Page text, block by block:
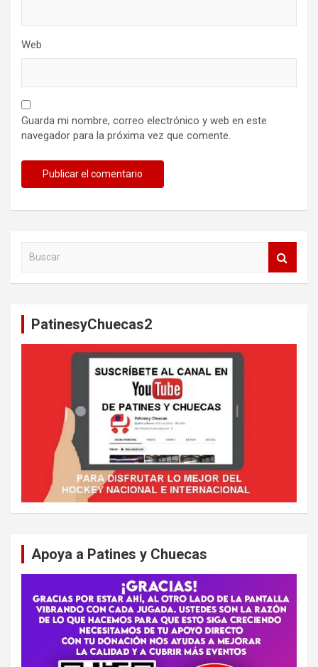
Web
Guarda mi nombre, correo electrónico y web en este
navegador para la próxima vez que comente.
PatinesyChuecas2
Apoya a Patines y Chuecas